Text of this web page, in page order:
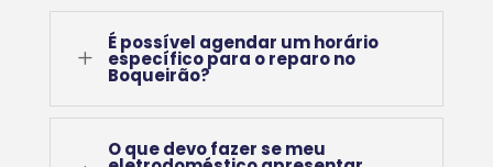
L
É possível agendar um horário
específico para o reparo no
Boqueirão?
O que devo fazer se meu